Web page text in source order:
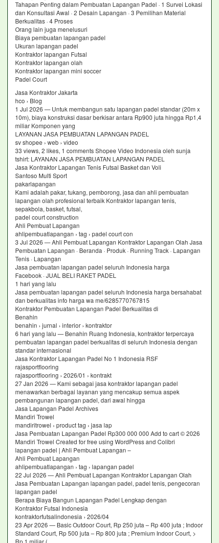
Tahapan Penting dalam Pembuatan Lapangan Padel · 1 Survei Lokasi
dan Konsultasi Awal · 2 Desain Lapangan · 3 Pemilihan Material
Berkualitas · 4 Proses
Orang lain juga menelusuri
Biaya pembuatan lapangan padel
Ukuran lapangan padel
Kontraktor lapangan Futsal
Kontraktor lapangan olah
Kontraktor lapangan mini soccer
Padel Court
Jasa Kontraktor Jakarta
hco › Blog
1 Jul 2026 — Untuk membangun satu lapangan padel standar (20m x
10m), biaya konstruksi dasar berkisar antara Rp900 juta hingga Rp1,4
miliar Komponen yang
LAYANAN JASA PEMBUATAN LAPANGAN PADEL
sv shopee › web › video
33 views, 2 likes, 1 comments Shopee Video Indonesia oleh sunja
tshirt: LAYANAN JASA PEMBUATAN LAPANGAN PADEL
Jasa Kontraktor Lapangan Tenis Futsal Basket dan Voli
Santoso Multi Sport
pakarlapangan
Kami adalah pakar, tukang, pemborong, jasa dan ahli pembuatan
lapangan olah profesional terbaik Kontraktor lapangan tenis,
sepakbola, basket, futsal,
padel court construction
Ahli Pembuat Lapangan
ahlipembuatlapangan › tag › padel court con
3 Jul 2026 — Ahli Pembuat Lapangan Kontraktor Lapangan Olah Jasa
Pembuatan Lapangan · Beranda · Produk · Running Track · Lapangan
Tenis · Lapangan
Jasa pembuatan lapangan padel seluruh Indonesia harga
Facebook · JUAL BELI RAKET PADEL
1 hari yang lalu
Jasa pembuatan lapangan padel seluruh Indonesia harga bersahabat
dan berkualitas info harga wa me/6285770767815
Kontraktor Pembuatan Lapangan Padel Berkualitas di
Benahin
benahin › jurnal › interior › kontraktor
6 hari yang lalu — Benahin Ruang Indonesia, kontraktor terpercaya
pembuatan lapangan padel berkualitas di seluruh Indonesia dengan
standar internasional
Jasa Kontraktor Lapangan Padel No 1 Indonesia RSF
rajasportflooring
rajasportflooring › 2026/01 › kontrakt
27 Jan 2026 — Kami sebagai jasa kontraktor lapangan padel
menawarkan berbagai layanan yang mencakup semua aspek
pembangunan lapangan padel, dari awal hingga
Jasa Lapangan Padel Archives
Mandiri Trowel
mandiritrowel › product tag › jasa lap
Jasa Pembuatan Lapangan Padel Rp300 000 000 Add to cart © 2026
Mandiri Trowel Created for free using WordPress and Colibri
lapangan padel | Ahli Pembuat Lapangan –
Ahli Pembuat Lapangan
ahlipembuatlapangan › tag › lapangan padel
22 Jul 2026 — Ahli Pembuat Lapangan Kontraktor Lapangan Olah
Jasa Pembuatan Lapangan lapangan padel, padel tenis, pengecoran
lapangan padel
Berapa Biaya Bangun Lapangan Padel Lengkap dengan
Kontraktor Futsal Indonesia
kontraktorfutsalindonesia › 2026/04
23 Apr 2026 — Basic Outdoor Court, Rp 250 juta – Rp 400 juta ; Indoor
Standard Court, Rp 500 juta – Rp 800 juta ; Premium Indoor Court, >
Rp 1 miliar (